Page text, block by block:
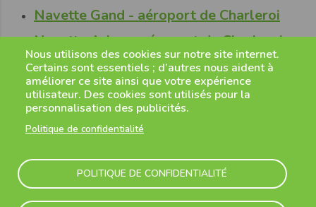
Nous utilisons des cookies sur notre site internet.
Certains sont essentiels ; d’autres nous aident à
améliorer ce site ainsi que votre expérience
utilisateur. Des cookies sont utilisés pour la
personnalisation des publicités.
Politique de confidentialité
POLITIQUE DE CONFIDENTIALITÉ
Navette Gand - aéroport de Charleroi
Navette Arlon - aéroport de Charleroi
Navette Mons - aéroport de Charleroi
Navette Anvers - aéroport de Charleroi
Rome Ciampino